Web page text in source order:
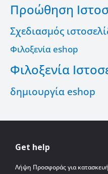
Προώθηση
Σχεδιασμός
Φιλοξενία eshop
Φιλοξενία
δημιουργία eshop
Get help
Λήψη Προσφοράς για κατασκευή